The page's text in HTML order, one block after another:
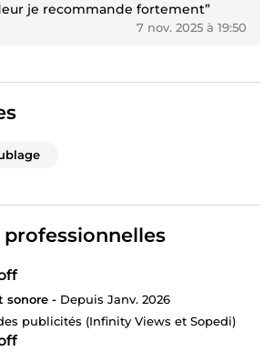
je recommande fortement”
7 nov. 2025 à 19:50
professionnelles
sonore - Depuis Janv. 2026
publicités (Infinity Views et Sopedi)